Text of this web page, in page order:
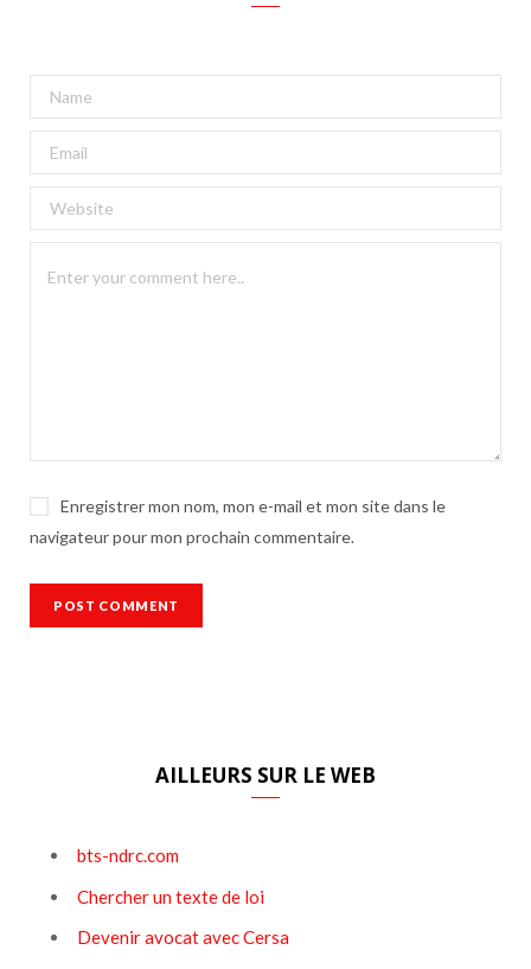
Enregistrer mon nom, mon e-mail et mon site dans le
navigateur pour mon prochain commentaire.
AILLEURS SUR LE WEB
bts-ndrc.com
Chercher un texte de loi
Devenir avocat avec Cersa